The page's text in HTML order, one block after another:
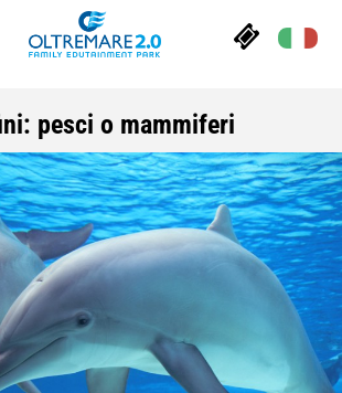
pesci o mammiferi